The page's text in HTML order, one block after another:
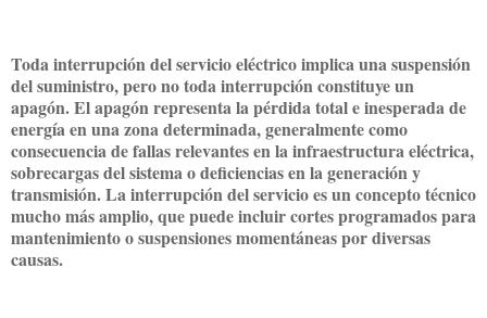
Toda interrupción del servicio eléctrico implica una suspensión
del suministro, pero no toda interrupción constituye un
apagón. El apagón representa la pérdida total e inesperada de
energía en una zona determinada, generalmente como
consecuencia de fallas relevantes en la infraestructura eléctrica,
sobrecargas del sistema o deficiencias en la generación y
transmisión. La interrupción del servicio es un concepto técnico
mucho más amplio, que puede incluir cortes programados para
mantenimiento o suspensiones momentáneas por diversas
causas.